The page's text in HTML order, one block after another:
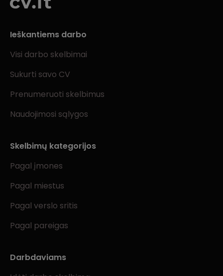
Ieškantiems darbo
Visi darbo skelbimai
Sukurti savo CV
Prenumeruoti skelbimus
Naudojimosi sąlygos
Skelbimų kategorijos
Pagal įmones
Pagal miestus
Pagal verslo sritis
Pagal pareigas
Darbdaviams